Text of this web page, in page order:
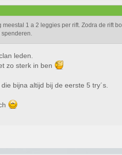
meestal 1 a 2 leggies per rift. Zodra de rift
spenderen.
leden.
zo sterk in ben
bijna altijd bij de eerste 5 try´s.